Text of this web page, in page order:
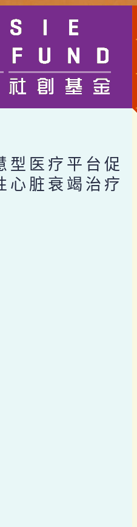
型医疗平台促
心脏衰竭治疗